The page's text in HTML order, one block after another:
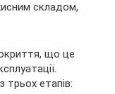
складом,
що це
етапів: